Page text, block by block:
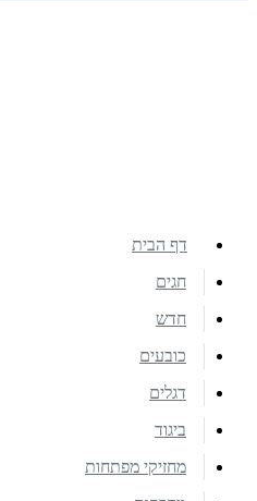
דף הבית
חגים
חדש
כובעים
דגלים
ביגוד
מחזיקי מפתחות